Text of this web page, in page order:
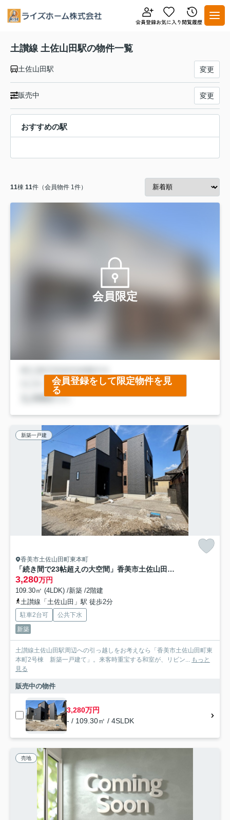
土讃線 土佐山田駅の物件一覧
土佐山田駅 変更
販売中 変更
おすすめの駅
11棟 11件（会員物件 1件）
会員限定
会員登録をして限定物件を見
る
新築一戸建
香美市土佐山田町東本町
「続き間で23帖超えの大空間」香美市土佐山田町東本町2号棟 新築一戸建て
3,280万円
109.30㎡ (4LDK) /新築 /2階建
土讃線「土佐山田」駅 徒歩2分
駐車2台可
公共下水
新築
土讃線土佐山田駅周辺への引っ越しをお考えなら「香美市土佐山田町東
本町2号棟 新築一戸建て」。来客時重宝する和室が、リビン... もっと
見る
販売中の物件
3,280万円
- / 109.30㎡ / 4SLDK
売地